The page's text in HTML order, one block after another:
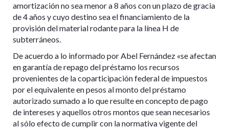
amortización no sea menor a 8 años con un plazo de gracia
de 4 años y cuyo destino sea el financiamiento de la
provisión del material rodante para la línea H de
subterráneos.
De acuerdo a lo informado por Abel Fernández «se afectan
en garantía de repago del préstamo los recursos
provenientes de la coparticipación federal de impuestos
por el equivalente en pesos al monto del préstamo
autorizado sumado a lo que resulte en concepto de pago
de intereses y aquellos otros montos que sean necesarios
al sólo efecto de cumplir con la normativa vigente del